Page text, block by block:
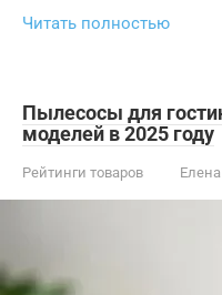
Читать полностью
Пылесосы для
моделей в 2025 году
Рейтинги товаров